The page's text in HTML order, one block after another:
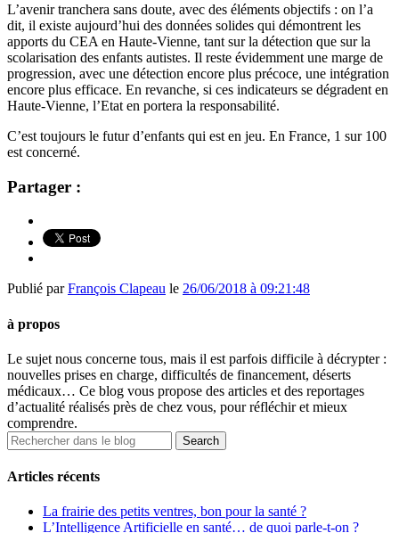
L’avenir tranchera sans doute, avec des éléments objectifs : on l’a
dit, il existe aujourd’hui des données solides qui démontrent les
apports du CEA en Haute-Vienne, tant sur la détection que sur la
scolarisation des enfants autistes. Il reste évidemment une marge de
progression, avec une détection encore plus précoce, une intégration
encore plus efficace. En revanche, si ces indicateurs se dégradent en
Haute-Vienne, l’Etat en portera la responsabilité.
C’est toujours le futur d’enfants qui est en jeu. En France, 1 sur 100
est concerné.
Partager :
Publié parFrançois Clapeau le 26/06/2018 à 09:21:48
à propos
Le sujet nous concerne tous, mais il est parfois difficile à décrypter :
nouvelles prises en charge, difficultés de financement, déserts
médicaux… Ce blog vous propose des articles et des reportages
d’actualité réalisés près de chez vous, pour réfléchir et mieux
comprendre.
Articles récents
La frairie des petits ventres, bon pour la santé ?
L’Intelligence Artificielle en santé… de quoi parle-t-on ?